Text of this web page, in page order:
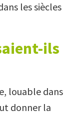
les siècles
ils
louable dans
donner la